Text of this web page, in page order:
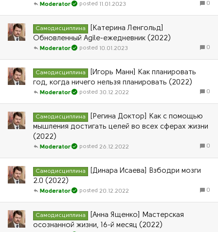
0
11.01.2023
Moderator
Самодисциплина
[Катерина Ленгольд]
Обновленный Agile-ежедневник (2022)
0
10.01.2023
Moderator
Самодисциплина
[Игорь Манн] Как планировать
год, когда ничего нельзя планировать (2022)
0
30.12.2022
Moderator
Самодисциплина
[Регина Доктор] Как с помощью
мышления достигать целей во всех сферах жизни
(2022)
0
26.12.2022
Moderator
Самодисциплина
[Динара Исаева] Взбодри мозги
2.0 (2022)
0
20.12.2022
Moderator
Самодисциплина
[Анна Ященко] Мастерская
осознанной жизни, 16-й месяц (2022)